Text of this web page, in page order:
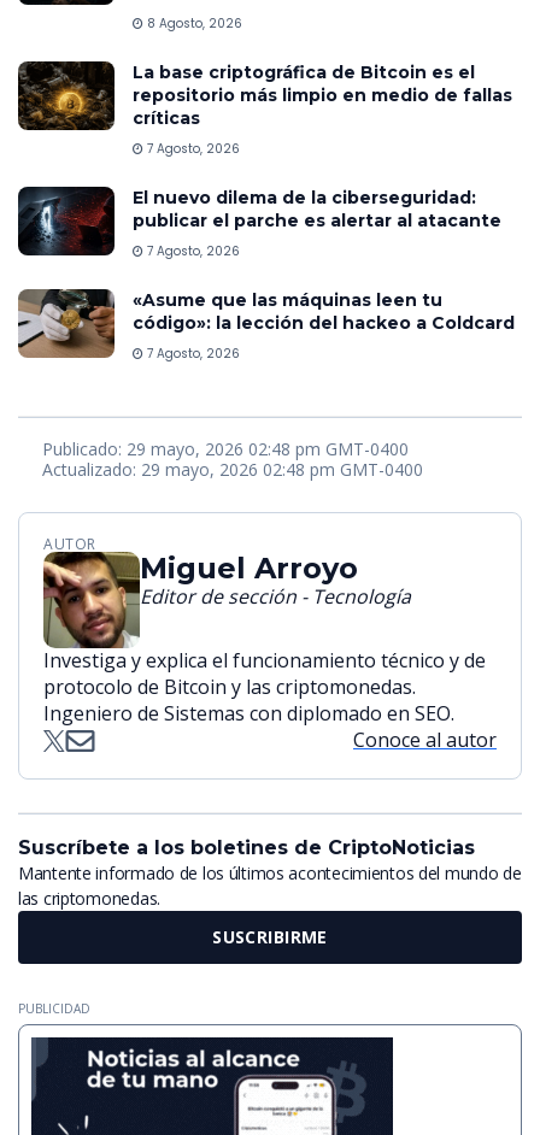
8 Agosto, 2026
La base criptográfica de Bitcoin es el
repositorio más limpio en medio de fallas
críticas
7 Agosto, 2026
El nuevo dilema de la ciberseguridad:
publicar el parche es alertar al atacante
7 Agosto, 2026
«Asume que las máquinas leen tu
código»: la lección del hackeo a Coldcard
7 Agosto, 2026
Publicado: 29 mayo, 2026 02:48 pm GMT-0400
Actualizado: 29 mayo, 2026 02:48 pm GMT-0400
AUTOR
Miguel Arroyo
Editor de sección - Tecnología
Investiga y explica el funcionamiento técnico y de
protocolo de Bitcoin y las criptomonedas.
Ingeniero de Sistemas con diplomado en SEO.
Conoce al autor
Suscríbete a los boletines de CriptoNoticias
Mantente informado de los últimos acontecimientos del mundo de
las criptomonedas.
SUSCRIBIRME
PUBLICIDAD